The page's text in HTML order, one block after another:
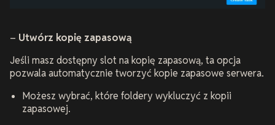
– Utwórz kopię zapasową
Jeśli masz dostępny slot na kopię zapasową, ta opcja
pozwala automatycznie tworzyć kopie zapasowe serwera.
Możesz wybrać, które foldery wykluczyć z kopii
zapasowej.